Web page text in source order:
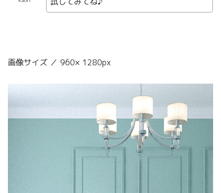
画像サイズ ／ 960× 1280px